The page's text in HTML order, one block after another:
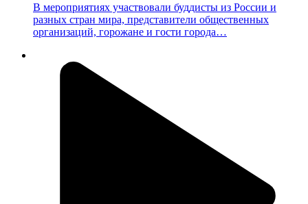
В мероприятиях участвовали буддисты из России и
разных стран мира, представители общественных
организаций, горожане и гости города…